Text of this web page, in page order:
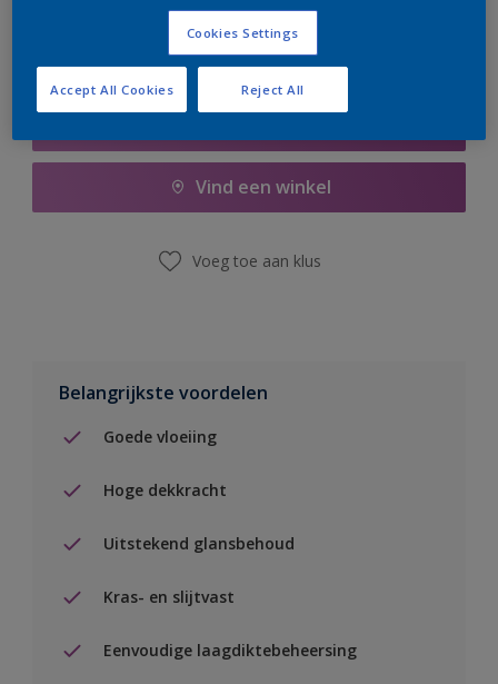
Vind een winkel
Voeg toe aan klus
Belangrijkste voordelen
Goede vloeiing
Hoge dekkracht
Uitstekend glansbehoud
Kras- en slijtvast
Eenvoudige laagdiktebeheersing
Cookies Settings
Reject All
Accept All Cookies